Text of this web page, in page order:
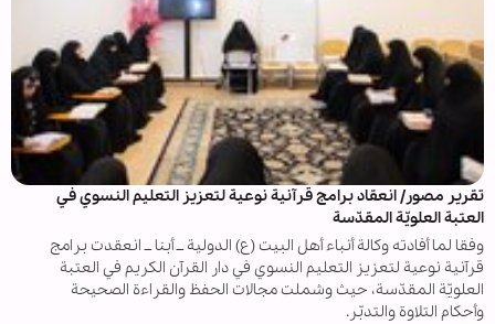
تقرير مصور/ انعقاد برامج قرآنية نوعية لتعزيز التعليم النسوي في
العتبة العلويّة المقدّسة
وفقا لما أفادته وكالة أنباء أهل البيت (ع) الدولية ــ أبنا ــ انعقدت برامج
قرآنية نوعية لتعزيز التعليم النسوي في دار القرآن الكريم في العتبة
العلويّة المقدّسة، حيث وشملت مجالات الحفظ والقراءة الصحيحة
وأحكام التلاوة والتدبّر.